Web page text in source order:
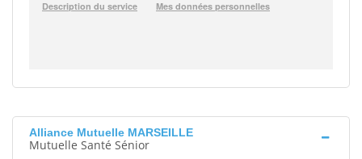
Alliance Mutuelle MARSEILLE
Mutuelle Santé Sénior